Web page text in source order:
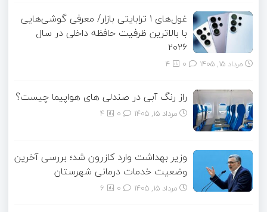
غول‌های ۱ ترابایتی بازار/ معرفی گوشی‌هایی
با بالاترین ظرفیت حافظه داخلی در سال
۲۰۲۶
مرداد ۱۵, ۱۴۰۵ 4
راز رنگ آبی در صندلی های هواپیما چیست؟
مرداد ۱۵, ۱۴۰۵ 4
وزیر بهداشت وارد کازرون شد؛ بررسی آخرین
وضعیت خدمات درمانی شهرستان
مرداد ۱۵, ۱۴۰۵ 6